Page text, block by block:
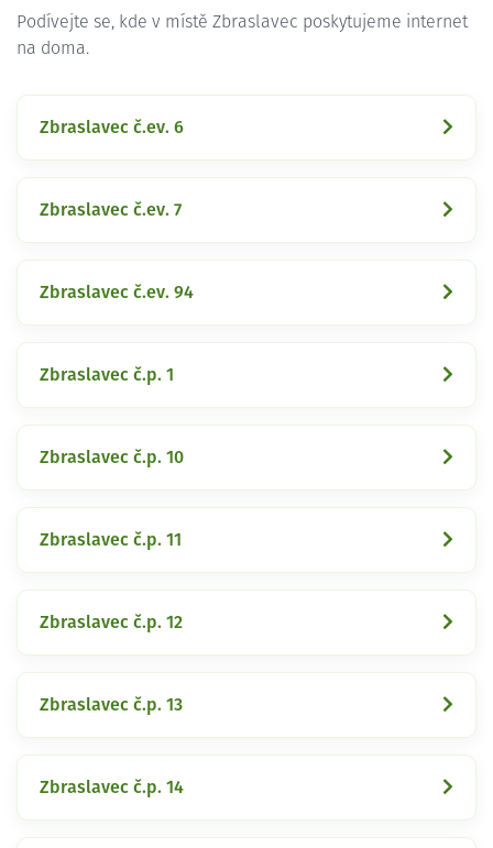
Podívejte se, kde v místě Zbraslavec poskytujeme internet
na doma.
Zbraslavec č.ev. 6
Zbraslavec č.ev. 7
Zbraslavec č.ev. 94
Zbraslavec č.p. 1
Zbraslavec č.p. 10
Zbraslavec č.p. 11
Zbraslavec č.p. 12
Zbraslavec č.p. 13
Zbraslavec č.p. 14